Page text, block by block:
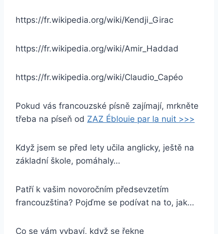
https://fr.wikipedia.org/wiki/Kendji_Girac
https://fr.wikipedia.org/wiki/Amir_Haddad
https://fr.wikipedia.org/wiki/Claudio_Capéo
Pokud vás francouzské písně zajímají, mrkněte
třeba na píseň od ZAZ Éblouie par la nuit >>>
Když jsem se před lety učila anglicky, ještě na
základní škole, pomáhaly…
Patří k vašim novoročním předsevzetím
francouzština? Pojďme se podívat na to, jak…
Co se vám vybaví, když se řekne